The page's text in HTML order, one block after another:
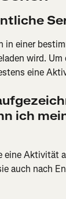
in einer
wird. Um
eine
ich
eine Aktivität
auch nach